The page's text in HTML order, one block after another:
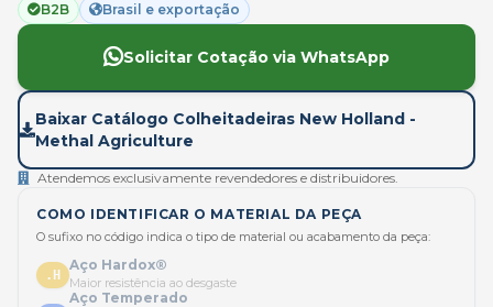
B2B Brasil e exportação
Solicitar Cotação via WhatsApp
Baixar Catálogo Colheitadeiras New Holland -
Methal Agriculture
Atendemos exclusivamente revendedores e distribuidores.
COMO IDENTIFICAR O MATERIAL DA PEÇA
O sufixo no código indica o tipo de material ou acabamento da peça:
.H
Aço Hardox®
Maior resistência ao desgaste
Aço Temperado